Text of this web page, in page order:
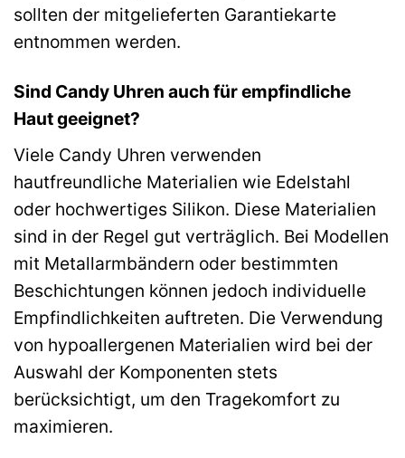
sollten der mitgelieferten Garantiekarte
entnommen werden.
Sind Candy Uhren auch für empfindliche
Haut geeignet?
Viele Candy Uhren verwenden
hautfreundliche Materialien wie Edelstahl
oder hochwertiges Silikon. Diese Materialien
sind in der Regel gut verträglich. Bei Modellen
mit Metallarmbändern oder bestimmten
Beschichtungen können jedoch individuelle
Empfindlichkeiten auftreten. Die Verwendung
von hypoallergenen Materialien wird bei der
Auswahl der Komponenten stets
berücksichtigt, um den Tragekomfort zu
maximieren.